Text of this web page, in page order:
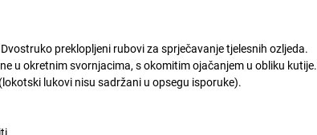
preklopljeni rubovi za sprječavanje tjelesnih ozljeda.
u okretnim svornjacima, s okomitim ojačanjem u obliku kutije.
lukovi nisu sadržani u opsegu isporuke).